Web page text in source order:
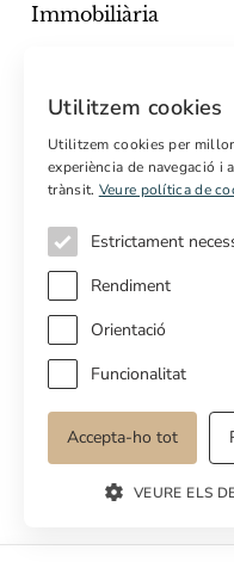
Immobiliària
Pressupost gratuït de
Serveis
Compradors
Propietats off-market
Copyright © Cottage
Política de privacitat
Preferències de cookies
Utilitzem cookies
Utilitzem cookies per
experiència de navegació i
trànsit. Veure política de
Estrictament
Rendiment
Orientació
Funcionalitat
Accepta-ho tot
VEURE ELS